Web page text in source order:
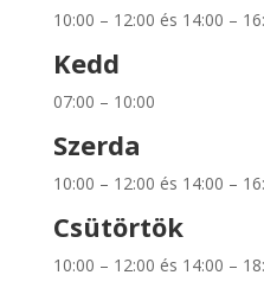
10:00 – 12:00 és 14:00 –
Kedd
07:00 – 10:00
Szerda
10:00 – 12:00 és 14:00 –
Csütörtök
10:00 – 12:00 és 14:00 –